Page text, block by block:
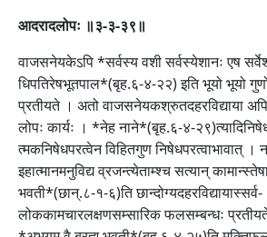
आदरादलोपः ॥३-३-३९॥
वाजसनेयकेऽपि *सर्वस्य वशी सर्वस्येशानः एष
धिपतिरेषभूतपाल*(बृह.६-४-२२) इति भूयो भूयो
प्रतीयते । अतो वाजसनेयकश्रुतदहरविद्याया
लोपः कार्यः । *नेह नाने*(बृह.६-४-
त्मकनिषेधपरत्वेन विहितगुण निषेधपरत्वाभावात् ।
इहात्मानमनुविद्य व्रजन्त्येताम्श्च सत्यान्
भवती*(छान्.८-१-६)ति छान्दोग्यदहरविद्यायास्सर्व-
लोककामचारलक्षणसम्सारिक फलसम्बन्धः